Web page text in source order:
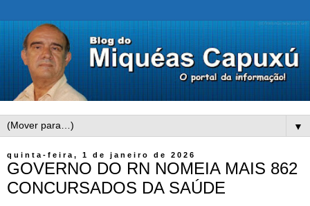
▼
quinta-feira, 1 de janeiro de 2026
GOVERNO DO RN NOMEIA MAIS 862
CONCURSADOS DA SAÚDE